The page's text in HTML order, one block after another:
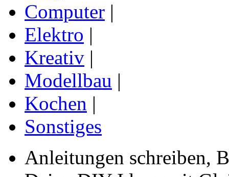
Computer |
Elektro |
Kreativ |
Modellbau |
Kochen |
Sonstiges
Anleitungen schreiben,